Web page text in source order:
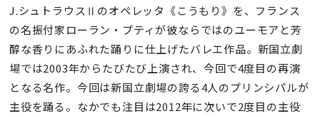
J.シュトラウスⅡのオペレッタ《こうもり》を、フランス
の名振付家ローラン・プティが彼ならではのユーモアと芳
醇な香りにあふれた踊りに仕上げたバレエ作品。新国立劇
場では2003年からたびたび上演され、今回で4度目の再演
となる名作。今回は新国立劇場の誇る4人のプリンシパルが
主役を踊る。なかでも注目は2012年に次いで2度目の主役